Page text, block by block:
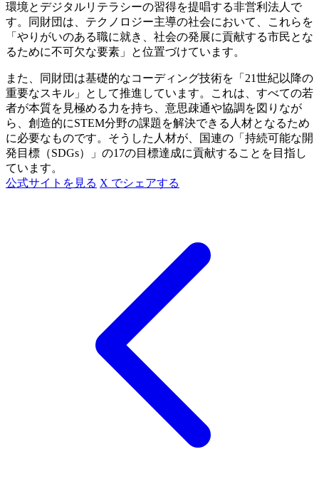
環境とデジタルリテラシーの習得を提唱する非営利法人で
す。同財団は、テクノロジー主導の社会において、これらを
「やりがいのある職に就き、社会の発展に貢献する市民とな
るために不可欠な要素」と位置づけています。
また、同財団は基礎的なコーディング技術を「21世紀以降の
重要なスキル」として推進しています。これは、すべての若
者が本質を見極める力を持ち、意思疎通や協調を図りなが
ら、創造的にSTEM分野の課題を解決できる人材となるため
に必要なものです。そうした人材が、国連の「持続可能な開
発目標（SDGs）」の17の目標達成に貢献することを目指し
ています。
公式サイトを見る X でシェアする